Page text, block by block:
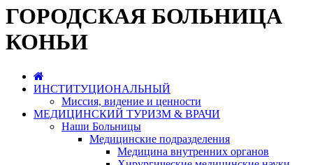
ГОРОДСКАЯ БОЛЬНИЦА
КОНЬИ
ИНСТИТУЦИОНАЛЬНЫЙ
Миссия, видение и ценности
МЕДИЦИНСКИЙ ТУРИЗМ & ВРАЧИ
Наши Больницы
Медицинские подразделения
Медицина внутренних органов